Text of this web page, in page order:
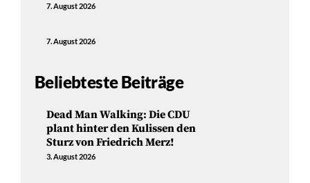
7. August 2026
7. August 2026
Beliebteste Beiträge
Dead Man Walking: Die CDU
plant hinter den Kulissen den
Sturz von Friedrich Merz!
3. August 2026